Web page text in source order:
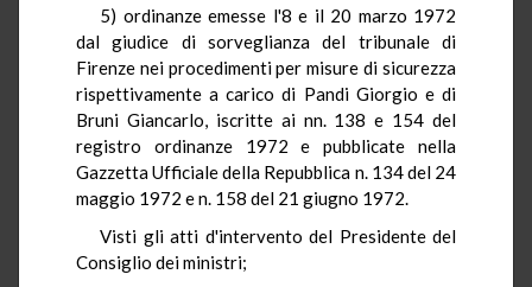
5) ordinanze emesse l'8 e il 20 marzo 1972
dal giudice di sorveglianza del tribunale di
Firenze nei procedimenti per misure di sicurezza
rispettivamente a carico di Pandi Giorgio e di
Bruni Giancarlo, iscritte ai nn. 138 e 154 del
registro ordinanze 1972 e pubblicate nella
Gazzetta Ufficiale della Repubblica n. 134 del 24
maggio 1972 e n. 158 del 21 giugno 1972.
Visti gli atti d'intervento del Presidente del
Consiglio dei ministri;